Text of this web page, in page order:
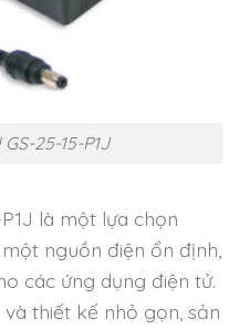
25-15-P1J
là một lựa chọn
nguồn điện ổn định,
các ứng dụng điện tử.
thiết kế nhỏ gọn, sản